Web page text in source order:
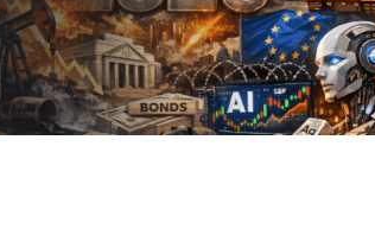
ETF Zprávy